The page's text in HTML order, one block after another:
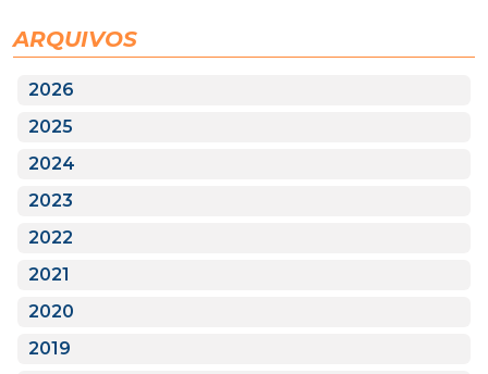
ARQUIVOS
2026
2025
2024
2023
2022
2021
2020
2019